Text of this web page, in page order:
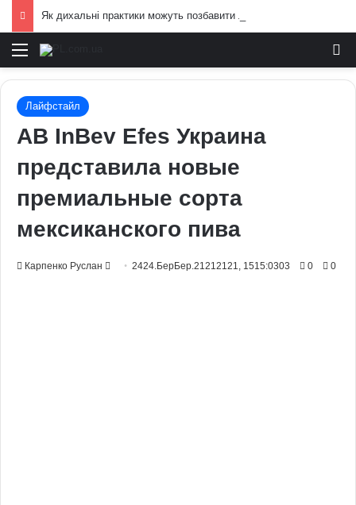
Меню
Лайфстайл
AB InBev Efes Украина
представила новые
премиальные сорта
мексиканского пива
Карпенко Руслан
Send2424.БерБер.21212121, 1515:0303 0 0